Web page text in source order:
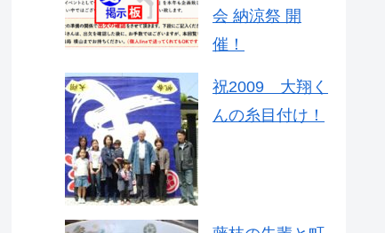
会 納涼祭 開
催！
祝2009 大翔く
んの糸目付け！